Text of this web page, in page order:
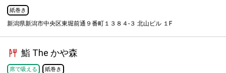
紙巻き
新潟県新潟市中央区東堀前通９番町１３８４-３ 北山ビル １F
鮨 The かや森
席で吸える 紙巻き